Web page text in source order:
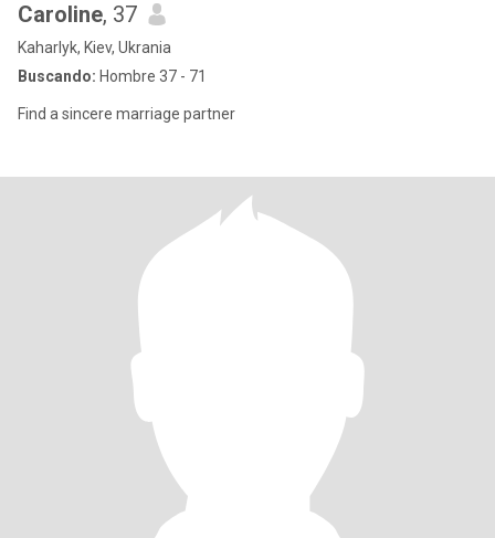
Caroline, 37
Kaharlyk, Kiev, Ukrania
Buscando: Hombre 37 - 71
Find a sincere marriage partner